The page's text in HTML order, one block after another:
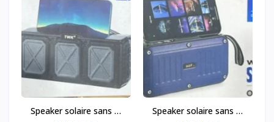
Speaker solaire sans fil
Speaker solaire sans fil